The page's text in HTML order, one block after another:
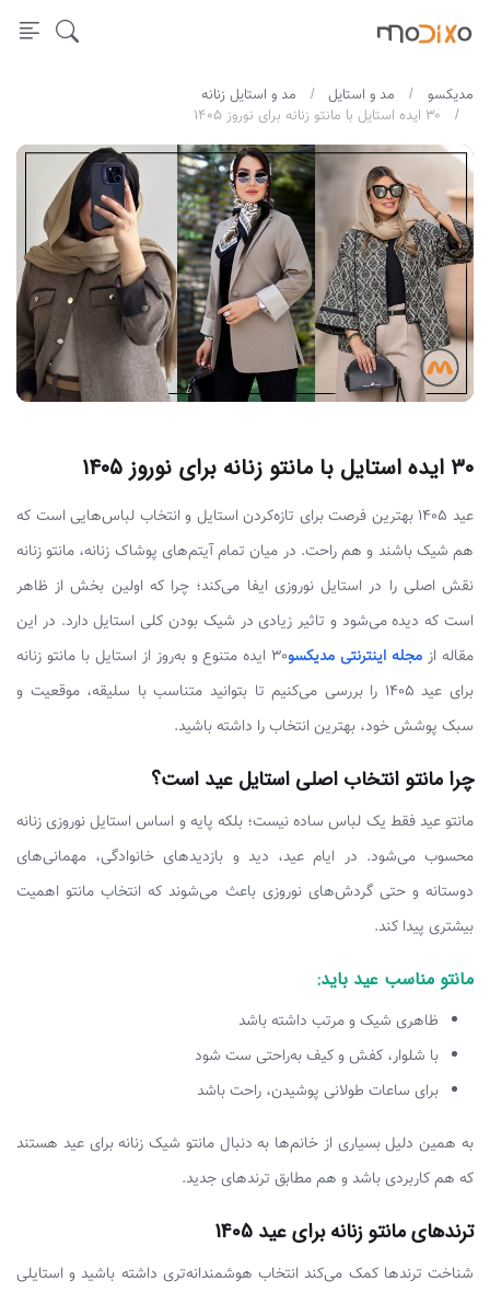
مدیکسو مد و استایل
مد و استایل زنانه
۳۰ ایده استایل با مانتو زنانه برای نوروز ۱۴۰۵
۳۰ ایده استایل با مانتو زنانه برای نوروز ۱۴۰۵
عید 1405 بهترین فرصت برای تازه‌کردن استایل و انتخاب لباس‌هایی است که
هم شیک باشند و هم راحت. در میان تمام آیتم‌های پوشاک زنانه، مانتو زنانه
نقش اصلی را در استایل نوروزی ایفا می‌کند؛ چرا که اولین بخش از ظاهر
است که دیده می‌شود و تاثیر زیادی در شیک بودن کلی استایل دارد. در این
مقاله از مجله اینترنتی مدیکسو
۳۰ ایده متنوع و به‌روز از استایل با مانتو زنانه
برای عید 1405 را بررسی می‌کنیم تا بتوانید متناسب با سلیقه، موقعیت و
سبک پوشش خود، بهترین انتخاب را داشته باشید.
چرا مانتو انتخاب اصلی استایل عید است؟
مانتو عید فقط یک لباس ساده نیست؛ بلکه پایه و اساس استایل نوروزی زنانه
محسوب می‌شود. در ایام عید، دید و بازدیدهای خانوادگی، مهمانی‌های
دوستانه و حتی گردش‌های نوروزی باعث می‌شوند که انتخاب مانتو اهمیت
بیشتری پیدا کند.
مانتو مناسب عید باید:
ظاهری شیک و مرتب داشته باشد
با شلوار، کفش و کیف به‌راحتی ست شود
برای ساعات طولانی پوشیدن، راحت باشد
به همین دلیل بسیاری از خانم‌ها به دنبال مانتو شیک زنانه برای عید هستند
که هم کاربردی باشد و هم مطابق ترندهای جدید.
ترندهای مانتو زنانه برای عید 1405
شناخت ترندها کمک می‌کند انتخاب هوشمندانه‌تری داشته باشید و استایلی